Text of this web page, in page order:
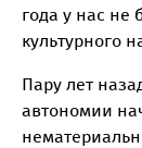
года у нас не
культурного
Пару лет
автономии